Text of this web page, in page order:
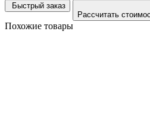
Быстрый заказ
Рассчитать
Похожие товары